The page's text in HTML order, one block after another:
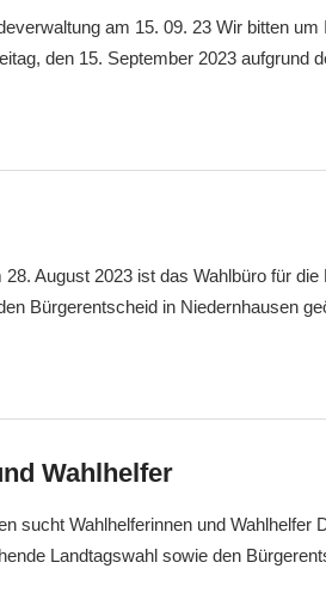
am 15. 09. 23 Wir bitten
den 15. September 2023 aufgrund
August 2023 ist das Wahlbüro für
Bürgerentscheid in Niedernhausen
Wahlhelfer
sucht Wahlhelferinnen und Wahlhelfer
Landtagswahl sowie den